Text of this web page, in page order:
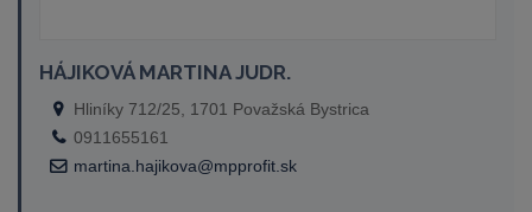
HÁJIKOVÁ MARTINA JUDR.
Hliníky 712/25, 1701 Považská Bystrica
0911655161
martina.hajikova@mpprofit.sk